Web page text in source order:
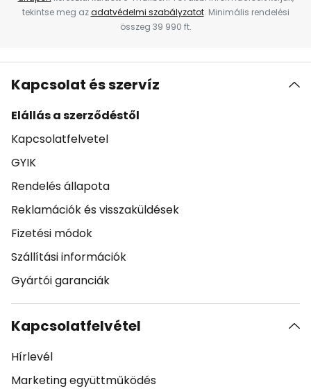
tekintse meg azadatvédelmi szabályzatot. Minimális rendelési
összeg 39 990 ft.
Kapcsolat és szervíz
Elállás a szerződéstől
Kapcsolatfelvetel
GYIK
Rendelés állapota
Reklamációk és visszaküldések
Fizetési módok
Szállítási információk
Gyártói garanciák
Kapcsolatfelvétel
Hírlevél
Marketing együttműködés